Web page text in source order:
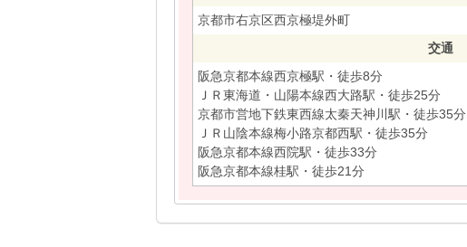
京都市右京区西京極堤外町
交通
阪急京都本線西京極駅・徒歩8分
ＪＲ東海道・山陽本線西大路駅・徒歩25分
京都市営地下鉄東西線太秦天神川駅・徒歩35分
ＪＲ山陰本線梅小路京都西駅・徒歩35分
阪急京都本線西院駅・徒歩33分
阪急京都本線桂駅・徒歩21分